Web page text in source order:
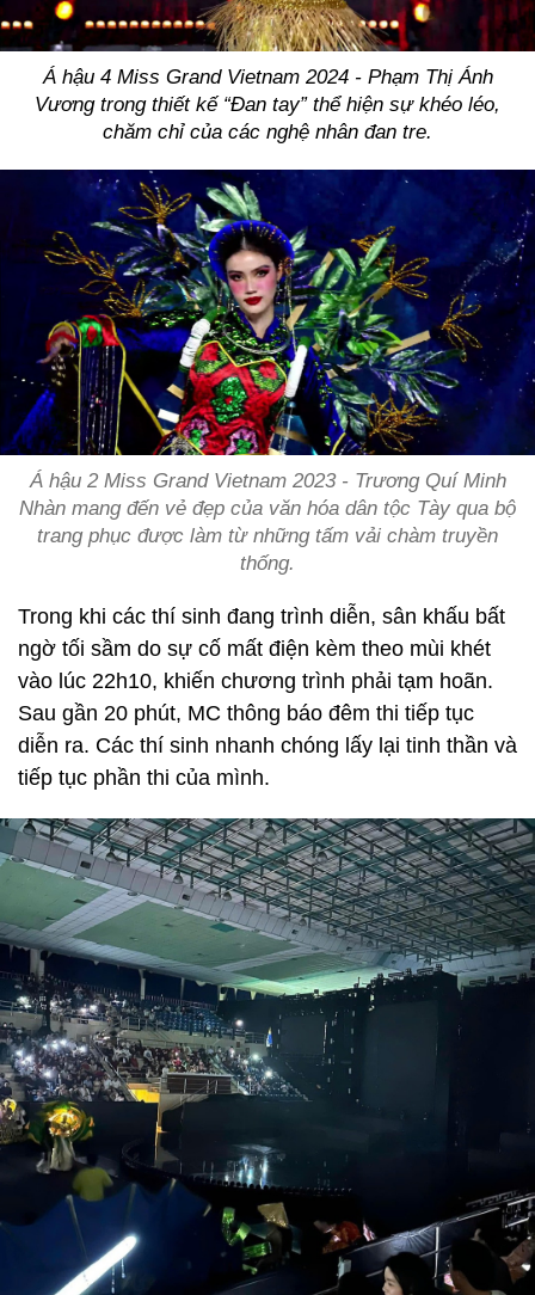
Á hậu 4 Miss Grand Vietnam 2024 - Phạm Thị Ánh
Vương trong thiết kế “Đan tay” thể hiện sự khéo léo,
chăm chỉ của các nghệ nhân đan tre.
Á hậu 2 Miss Grand Vietnam 2023 - Trương Quí Minh
Nhàn mang đến vẻ đẹp của văn hóa dân tộc Tày qua bộ
trang phục được làm từ những tấm vải chàm truyền
thống.
Trong khi các thí sinh đang trình diễn, sân khấu bất
ngờ tối sầm do sự cố mất điện kèm theo mùi khét
vào lúc 22h10, khiến chương trình phải tạm hoãn.
Sau gần 20 phút, MC thông báo đêm thi tiếp tục
diễn ra. Các thí sinh nhanh chóng lấy lại tinh thần và
tiếp tục phần thi của mình.